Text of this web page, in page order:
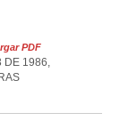
PDF
DE 1986,